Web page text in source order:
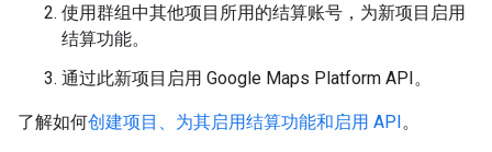
使用群组中其他项目所用的结算账号，为新项目启用
结算功能。
通过此新项目启用 Google Maps Platform API。
了解如何创建项目、为其启用结算功能和启用 API。